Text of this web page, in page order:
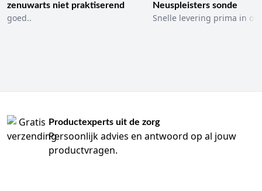
zenuwarts niet praktiserend
goed..
Neuspleisters sonde
Snelle levering prima in
Productexperts uit de zorg
Persoonlijk advies en antwoord op al jouw
productvragen.